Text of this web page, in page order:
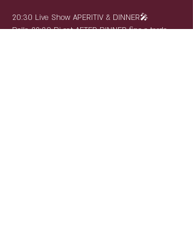
20:30 Live Show APERITIV & DINNER🎤
Dalle 22:30 Dj set AFTER DINNER fino a tarda